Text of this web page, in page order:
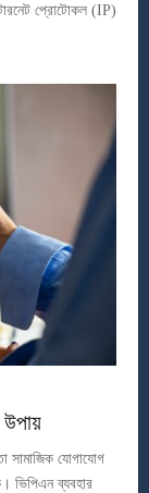
প্রোটোকল (IP)
উপায়
সামাজিক যোগাযোগ
ভিপিএন ব্যবহার